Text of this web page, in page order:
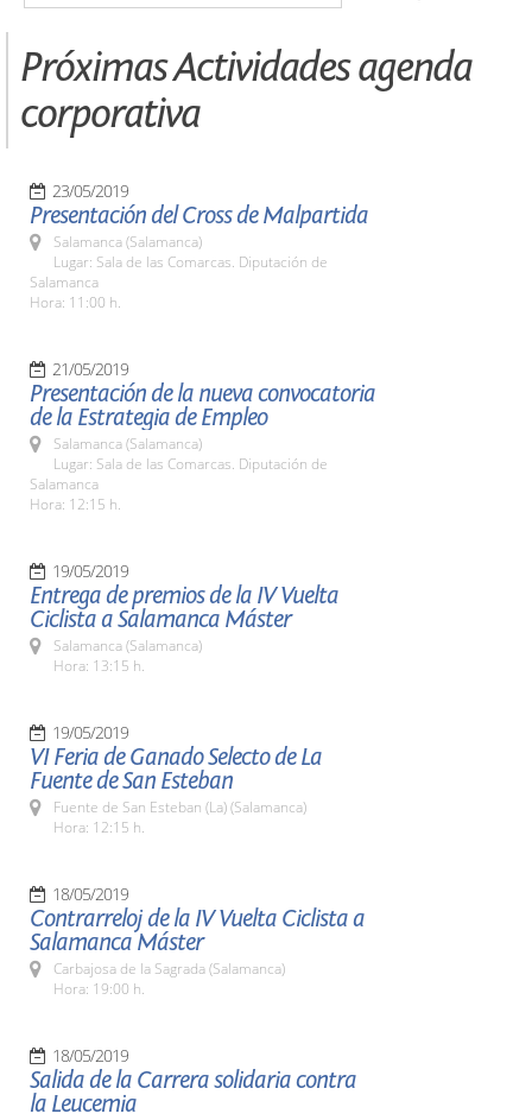
Próximas Actividades agenda
corporativa
23/05/2019
Presentación del Cross de Malpartida
Salamanca (Salamanca)
Lugar: Sala de las Comarcas. Diputación de
Salamanca
Hora: 11:00 h.
21/05/2019
Presentación de la nueva convocatoria
de la Estrategia de Empleo
Salamanca (Salamanca)
Lugar: Sala de las Comarcas. Diputación de
Salamanca
Hora: 12:15 h.
19/05/2019
Entrega de premios de la IV Vuelta
Ciclista a Salamanca Máster
Salamanca (Salamanca)
Hora: 13:15 h.
19/05/2019
VI Feria de Ganado Selecto de La
Fuente de San Esteban
Fuente de San Esteban (La) (Salamanca)
Hora: 12:15 h.
18/05/2019
Contrarreloj de la IV Vuelta Ciclista a
Salamanca Máster
Carbajosa de la Sagrada (Salamanca)
Hora: 19:00 h.
18/05/2019
Salida de la Carrera solidaria contra
la Leucemia